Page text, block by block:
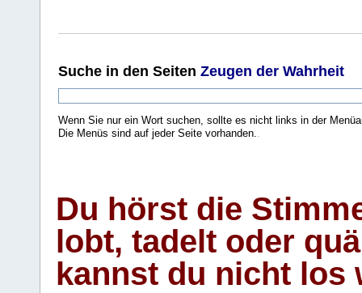
Suche in den Seiten Zeugen der Wahrheit
Wenn Sie nur ein Wort suchen, sollte es nicht links in der
Die Menüs sind auf jeder Seite vorhanden.
Du hörst die
lobt, tadelt oder
kannst du nicht los